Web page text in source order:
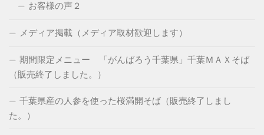
お客様の声２
メディア掲載（メディア取材歓迎します）
期間限定メニュー 「がんばろう千葉県」千葉ＭＡＸそば
（販売終了しました。）
千葉県産の人参を使った桜満開そば（販売終了しまし
た。）